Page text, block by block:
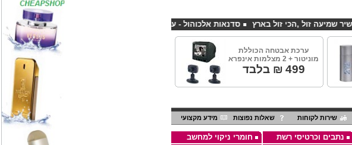
קורס פליירינג הנחה 10% לנרשמים דרך אתר CHEAPSHOP סדנאות אלכוהול - ערב גיבוש לחברות זול ,הכי זול בארץ
ערכת אבטחה הכוללת
מוניטור + 2 מצלמות אינפרא
499 ₪ בלבד
שירות לקוחות שאלות נפוצות מידע מקצועי
נתבים וכרטיסי רשת
חומרי ניקוי למחשב